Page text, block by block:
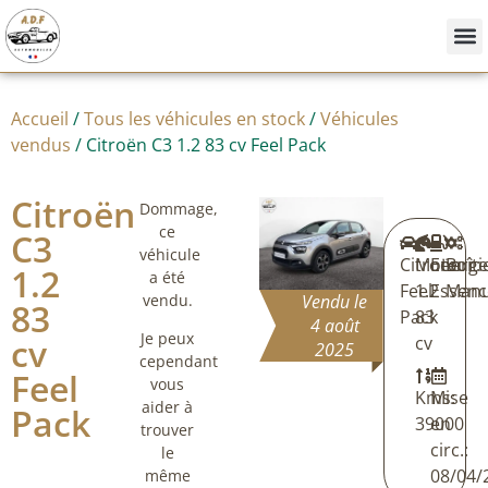
Accueil /Tous les véhicules en stock/Véhicules
vendus / Citroën C3 1.2 83 cv Feel Pack
Citroën
C3
1.2
83
cv
Feel
Pack
Dommage,
ce
véhicule
a été
vendu.
Je peux
cependant
vous
aider à
trouver
le
même
Vendu le
4 août
2025
Citroën
Feel
Pack
Moteur:
1.2
83
cv
Kms:
39000
Mise
en
circ.:
08/04/